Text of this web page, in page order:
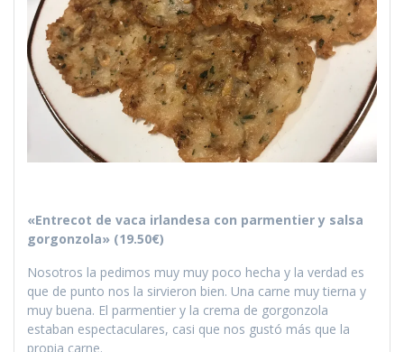
«Entrecot de vaca irlandesa con parmentier y salsa
gorgonzola» (19.50€)
Nosotros la pedimos muy muy poco hecha y la verdad es
que de punto nos la sirvieron bien. Una carne muy tierna y
muy buena. El parmentier y la crema de gorgonzola
estaban espectaculares, casi que nos gustó más que la
propia carne.